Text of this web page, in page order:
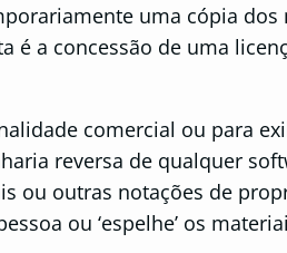
uma cópia
é a concessão de uma
comercial ou para
reversa de qualquer
ou outras notações de
ou ‘espelhe’ os